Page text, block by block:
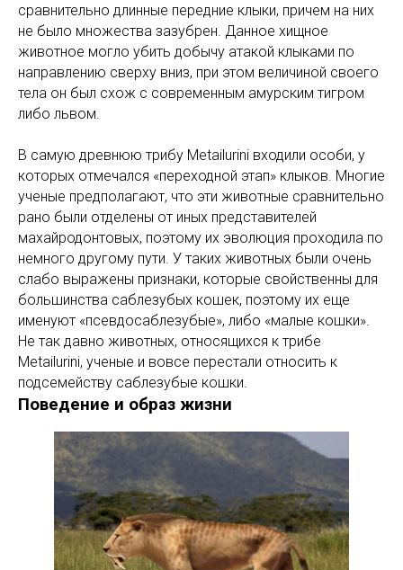
сравнительно длинные передние клыки, причем на них
не было множества зазубрен. Данное хищное
животное могло убить добычу атакой клыками по
направлению сверху вниз, при этом величиной своего
тела он был схож с современным амурским тигром
либо львом.
В самую древнюю трибу Metailurini входили особи, у
которых отмечался «переходной этап» клыков. Многие
ученые предполагают, что эти животные сравнительно
рано были отделены от иных представителей
махайродонтовых, поэтому их эволюция проходила по
немного другому пути. У таких животных были очень
слабо выражены признаки, которые свойственны для
большинства саблезубых кошек, поэтому их еще
именуют «псевдосаблезубые», либо «малые кошки».
Не так давно животных, относящихся к трибе
Metailurini, ученые и вовсе перестали относить к
подсемейству саблезубые кошки.
Поведение и образ жизни